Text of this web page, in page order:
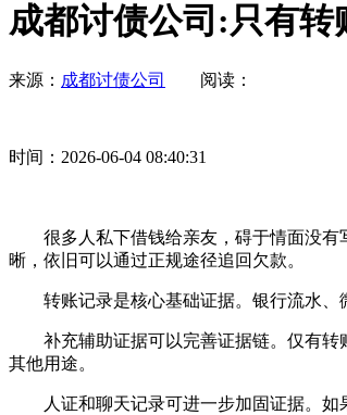
成都讨债公司:只有转
来源： 成都讨债公司 阅读：
时间：2026-06-04 08:40:31
很多人私下借钱给亲友，碍于情面没有
晰，依旧可以通过正规途径追回欠款。
转账记录是核心基础证据。银行流水、微
补充辅助证据可以完善证据链。仅有转
其他用途。
人证和聊天记录可进一步加固证据。如